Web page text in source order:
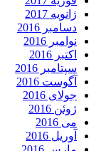
ژانویه 2017
دسامبر 2016
نوامبر 2016
اکتبر 2016
سپتامبر 2016
آگوست 2016
جولای 2016
ژوئن 2016
می 2016
آوریل 2016